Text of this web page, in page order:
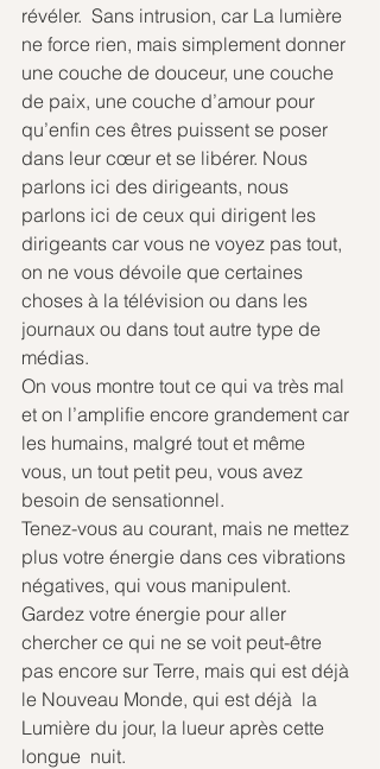
révéler.  Sans intrusion, car La lumière
ne force rien, mais simplement donner
une couche de douceur, une couche
de paix, une couche d’amour pour
qu’enfin ces êtres puissent se poser
dans leur cœur et se libérer. Nous
parlons ici des dirigeants, nous
parlons ici de ceux qui dirigent les
dirigeants car vous ne voyez pas tout,
on ne vous dévoile que certaines
choses à la télévision ou dans les
journaux ou dans tout autre type de
médias.
On vous montre tout ce qui va très mal
et on l’amplifie encore grandement car
les humains, malgré tout et même
vous, un tout petit peu, vous avez
besoin de sensationnel.
Tenez-vous au courant, mais ne mettez
plus votre énergie dans ces vibrations
négatives, qui vous manipulent.
Gardez votre énergie pour aller
chercher ce qui ne se voit peut-être
pas encore sur Terre, mais qui est déjà
le Nouveau Monde, qui est déjà  la
Lumière du jour, la lueur après cette
longue  nuit.